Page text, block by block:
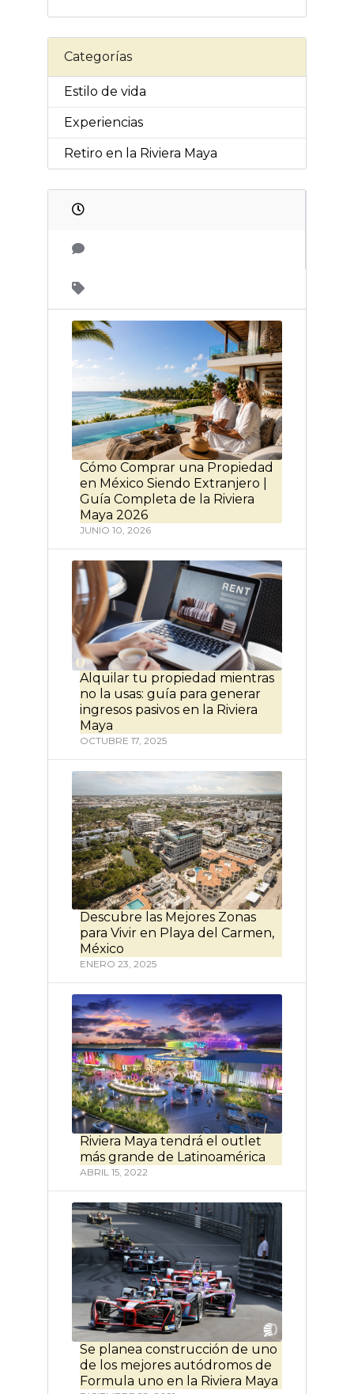
Categorías
Estilo de vida
Experiencias
Retiro en la Riviera Maya
Cómo Comprar una Propiedad
en México Siendo Extranjero |
Guía Completa de la Riviera
Maya 2026
JUNIO 10, 2026
Alquilar tu propiedad mientras
no la usas: guía para generar
ingresos pasivos en la Riviera
Maya
OCTUBRE 17, 2025
Descubre las Mejores Zonas
para Vivir en Playa del Carmen,
México
ENERO 23, 2025
Riviera Maya tendrá el outlet
más grande de Latinoamérica
ABRIL 15, 2022
Se planea construcción de uno
de los mejores autódromos de
Formula uno en la Riviera Maya